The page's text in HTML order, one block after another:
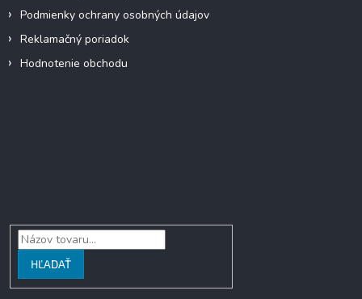
Podmienky ochrany osobných údajov
Reklamačný poriadok
Hodnotenie obchodu
HĽADAŤ